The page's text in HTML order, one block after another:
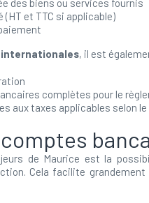
des biens ou services fournis
et TTC si applicable)
, il est
complètes pour le
aux taxes applicables selon
de Maurice est la
Cela facilite